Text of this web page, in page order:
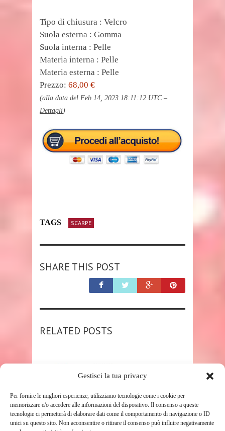
Gestisci la tua privacy
Per fornire le migliori esperienze, utilizziamo tecnologie come i cookie per
memorizzare e/o accedere alle informazioni del dispositivo. Il consenso a queste
tecnologie ci permetterà di elaborare dati come il comportamento di navigazione o ID
unici su questo sito. Non acconsentire o ritirare il consenso può influire negativamente
Tipo di chiusura : Velcro
Suola esterna : Gomma
Suola interna : Pelle
Materia interna : Pelle
Materia esterna : Pelle
Prezzo: 68,00 €
(alla data del Feb 14, 2023 18:11:12 UTC –
Dettagli)
TAGS SCARPE
SHARE THIS POST
RELATED POSTS
SHOP